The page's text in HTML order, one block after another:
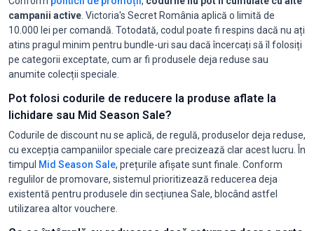
campanii active . Victoria's Secret România aplică o limită de
10.000 lei per comandă. Totodată, codul poate fi respins dacă nu ați
atins pragul minim pentru bundle-uri sau dacă încercați să îl folosiți
pe categorii exceptate, cum ar fi produsele deja reduse sau
anumite colecții speciale.
Pot folosi codurile de reducere la produse aflate la
lichidare sau Mid Season Sale?
Codurile de discount nu se aplică, de regulă, produselor deja reduse,
cu excepția campaniilor speciale care precizează clar acest lucru. În
timpul Mid Season Sale, prețurile afișate sunt finale. Conform
regulilor de promovare, sistemul prioritizează reducerea deja
existentă pentru produsele din secțiunea Sale, blocând astfel
utilizarea altor vouchere.